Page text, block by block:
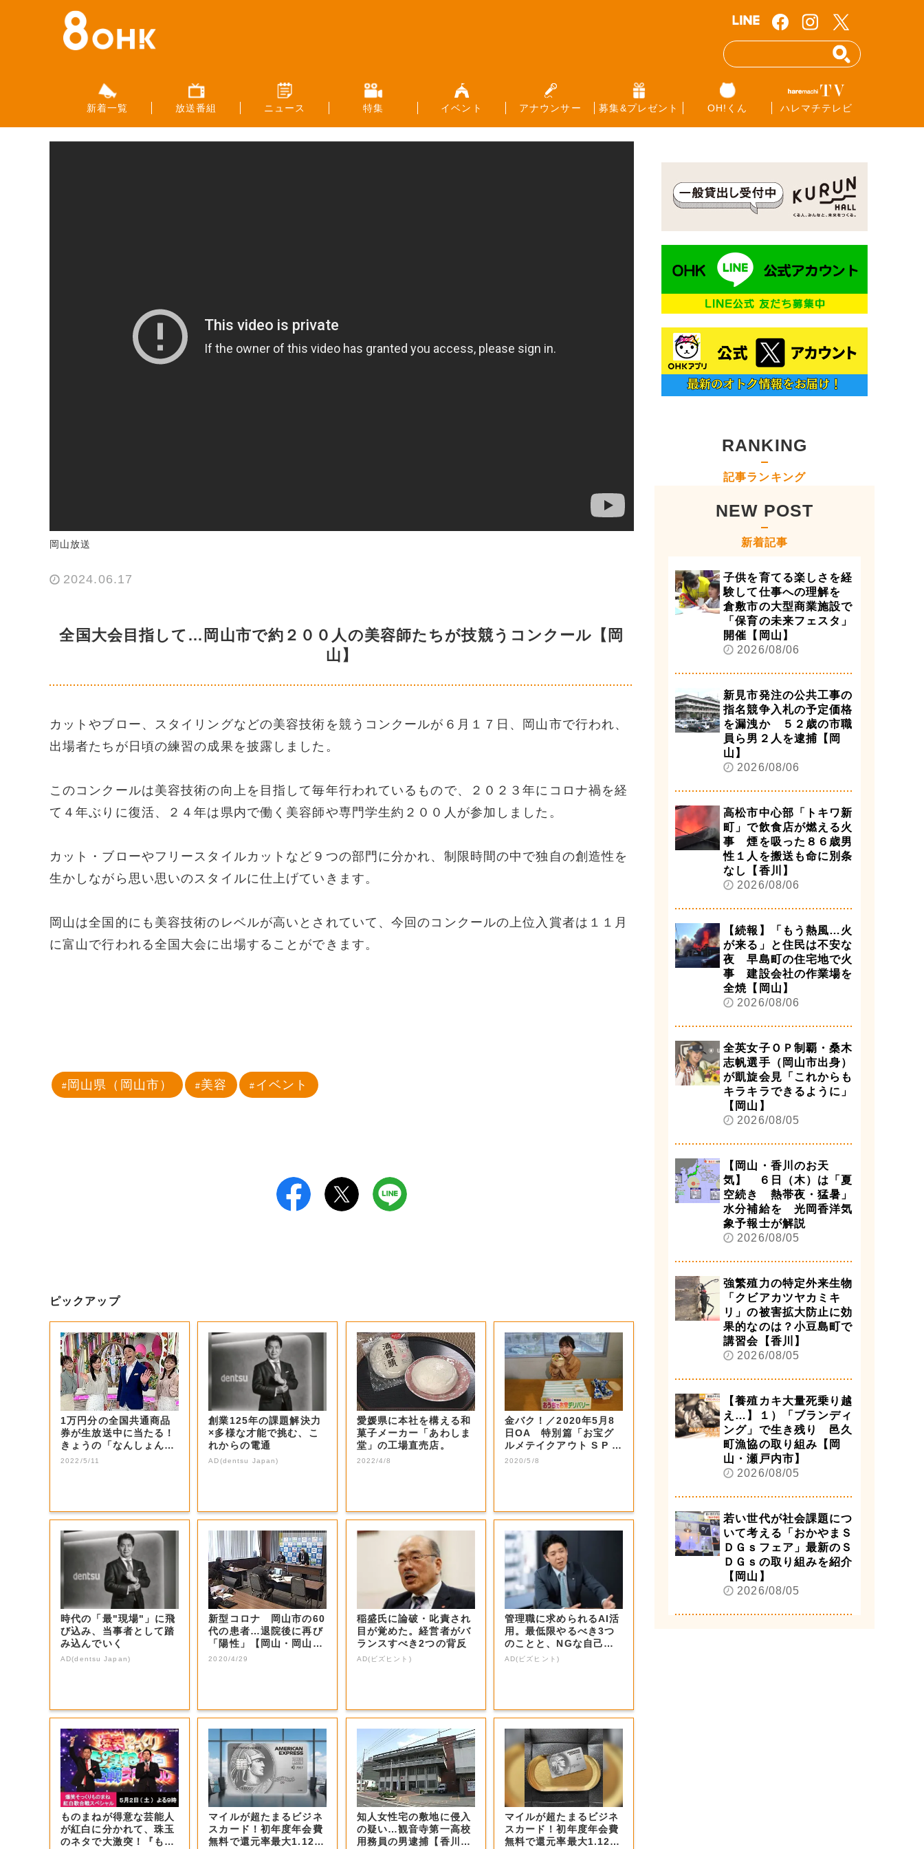
新着一覧 放送番組 ニュース 特集 イベント アナウンサー 募集&プレゼント OH!くん ハレマチテレビ
岡山放送
2024.06.17
全国大会目指して…岡山市で約２００人の美容師たちが技競うコンクール【岡
山】
カットやブロー、スタイリングなどの美容技術を競うコンクールが６月１７日、岡山市で行われ、
出場者たちが日頃の練習の成果を披露しました。
このコンクールは美容技術の向上を目指して毎年行われているもので、２０２３年にコロナ禍を経
て４年ぶりに復活、２４年は県内で働く美容師や専門学生約２００人が参加しました。
カット・ブローやフリースタイルカットなど９つの部門に分かれ、制限時間の中で独自の創造性を
生かしながら思い思いのスタイルに仕上げていきます。
岡山は全国的にも美容技術のレベルが高いとされていて、今回のコンクールの上位入賞者は１１月
に富山で行われる全国大会に出場することができます。
岡山県（岡山市） 美容 イベント
ピックアップ
1万円分の全国共通商品
券が生放送中に当たる！
きょうの「なんしょん？
生電話クイズ」...
2022/5/11
創業125年の課題解決力
×多様な才能で挑む、こ
れからの電通
AD(dentsu Japan)
愛媛県に本社を構える和
菓子メーカー「あわしま
堂」の工場直売店。
2022/4/8
金バク！／2020年5月8
日OA 特別篇「お宝グ
ルメテイクアウト S P 第
二弾...
2020/5/8
時代の「最"現場"」に飛
び込み、当事者として踏
み込んでいく
AD(dentsu Japan)
新型コロナ 岡山市の60
代の患者…退院後に再び
「陽性」【岡山・岡山
市】
2020/4/29
稲盛氏に論破・叱責され
目が覚めた。経営者がバ
ランスすべき2つの背反
AD(ビズヒント)
管理職に求められるAI活
用。最低限やるべき3つ
のことと、NGな自己認
識
AD(ビズヒント)
ものまねが得意な芸能人
が紅白に分かれて、珠玉
のネタで大激突！『もの
マイルが超たまるビジネ
スカード！初年度年会費
無料で還元率最大1.12
知人女性宅の敷地に侵入
の疑い…観音寺第一高校
用務員の男逮捕【香川・
マイルが超たまるビジネ
スカード！初年度年会費
無料で還元率最大1.12
RANKING
記事ランキング
NEW POST
新着記事
子供を育てる楽しさを経
験して仕事への理解を
倉敷市の大型商業施設で
「保育の未来フェスタ」
開催【岡山】
2026/08/06
新見市発注の公共工事の
指名競争入札の予定価格
を漏洩か ５２歳の市職
員ら男２人を逮捕【岡
山】
2026/08/06
高松市中心部「トキワ新
町」で飲食店が燃える火
事 煙を吸った８６歳男
性１人を搬送も命に別条
なし【香川】
2026/08/06
【続報】「もう熱風…火
が来る」と住民は不安な
夜 早島町の住宅地で火
事 建設会社の作業場を
全焼【岡山】
2026/08/06
全英女子ＯＰ制覇・桑木
志帆選手（岡山市出身）
が凱旋会見「これからも
キラキラできるように」
【岡山】
2026/08/05
【岡山・香川のお天
気】 ６日（木）は「夏
空続き 熱帯夜・猛暑」
水分補給を 光岡香洋気
象予報士が解説
2026/08/05
強繁殖力の特定外来生物
「クビアカツヤカミキ
リ」の被害拡大防止に効
果的なのは？小豆島町で
講習会【香川】
2026/08/05
【養殖カキ大量死乗り越
え…】１）「ブランディ
ング」で生き残り 邑久
町漁協の取り組み【岡
山・瀬戸内市】
2026/08/05
若い世代が社会課題につ
いて考える「おかやまＳ
ＤＧｓフェア」最新のＳ
ＤＧｓの取り組みを紹介
【岡山】
2026/08/05